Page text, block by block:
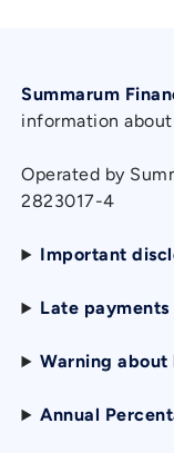
Summarum
information
Operated by
2823017-4
Important
Late
Warning about
Annual